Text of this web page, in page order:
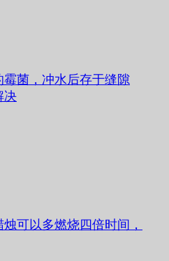
菌，冲水后存于缝隙
决
可以多燃烧四倍时间，